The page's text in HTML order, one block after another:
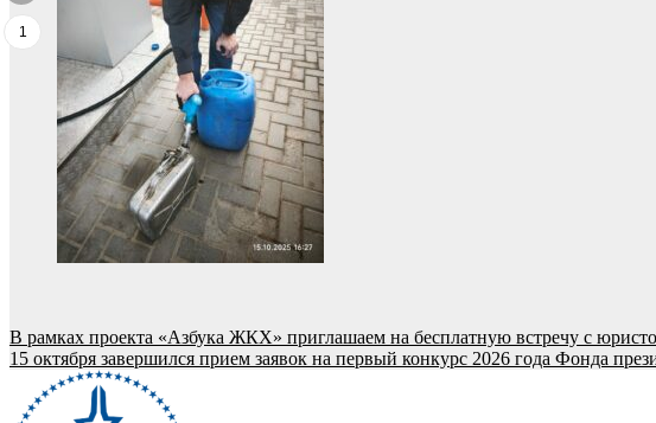
Навигация
по
записям
В рамках проекта «Азбука ЖКХ» приглашаем на бесплатную встречу с
15 октября завершился прием заявок на первый конкурс 2026 года Фонда
1